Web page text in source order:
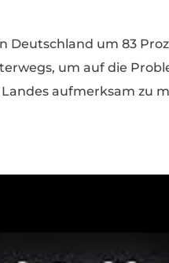
Deutschland um 83
um auf die
aufmerksam zu